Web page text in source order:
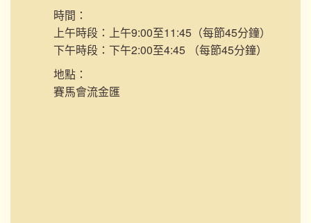
時間：
上午時段：上午9:00至11:45（每節45分鐘）
下午時段：下午2:00至4:45 （每節45分鐘）
地點：
賽馬會流金匯